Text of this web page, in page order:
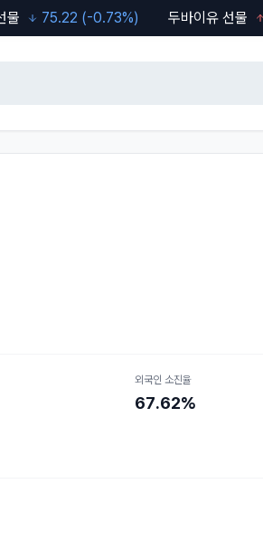
75.22 (-0.73 %) 두바이유 선물
외국인 소진율
67.62%